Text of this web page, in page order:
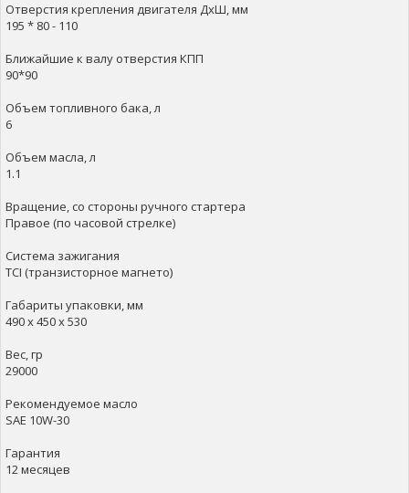
Отверстия крепления двигателя ДхШ, мм
195 * 80 - 110
Ближайшие к валу отверстия КПП
90*90
Объем топливного бака, л
6
Объем масла, л
1.1
Вращение, со стороны ручного стартера
Правое (по часовой стрелке)
Система зажигания
ТСI (транзисторное магнето)
Габариты упаковки, мм
490 x 450 x 530
Вес, гр
29000
Рекомендуемое масло
SAE 10W-30
Гарантия
12 месяцев